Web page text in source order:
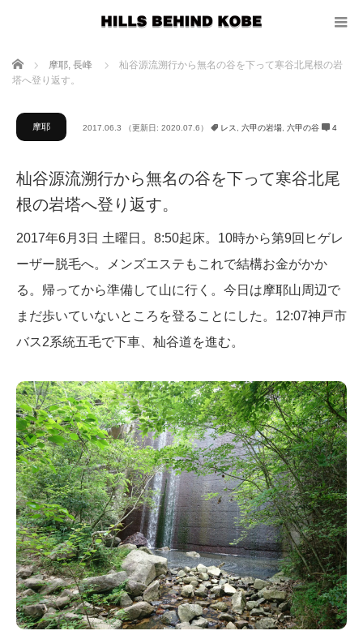
ホーム 摩耶, 長峰
杣谷源流溯行から無名の谷を下って寒谷北尾根の岩
塔へ登り返す。
摩耶 2017.06.3 （更新日: 2020.07.6） レス 六甲の岩場 六甲の谷 4
杣谷源流溯行から無名の谷を下って寒谷北尾
根の岩塔へ登り返す。
2017年6月3日 土曜日。8:50起床。10時から第9回ヒゲレ
ーザー脱毛へ。メンズエステもこれで結構お金がかか
る。帰ってから準備して山に行く。今日は摩耶山周辺で
まだ歩いていないところを登ることにした。12:07神戸市
バス2系統五毛で下車、杣谷道を進む。